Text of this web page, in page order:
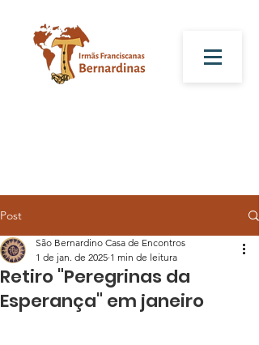
Post
Retiro "Peregrinas da
Esperança" em janeiro
São Bernardino Casa de Encontros
1 de jan. de 2025 1 min de leitura